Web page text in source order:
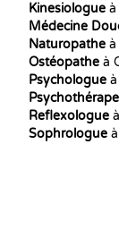
Kinesiologue à
Médecine
Naturopathe à
Ostéopathe à
Psychologue
Reflexologue
Sophrologue